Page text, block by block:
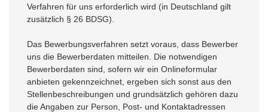
Verfahren für uns erforderlich wird (in Deutschland gilt
zusätzlich § 26 BDSG).
Das Bewerbungsverfahren setzt voraus, dass Bewerber
uns die Bewerberdaten mitteilen. Die notwendigen
Bewerberdaten sind, sofern wir ein Onlineformular
anbieten gekennzeichnet, ergeben sich sonst aus den
Stellenbeschreibungen und grundsätzlich gehören dazu
die Angaben zur Person, Post- und Kontaktadressen